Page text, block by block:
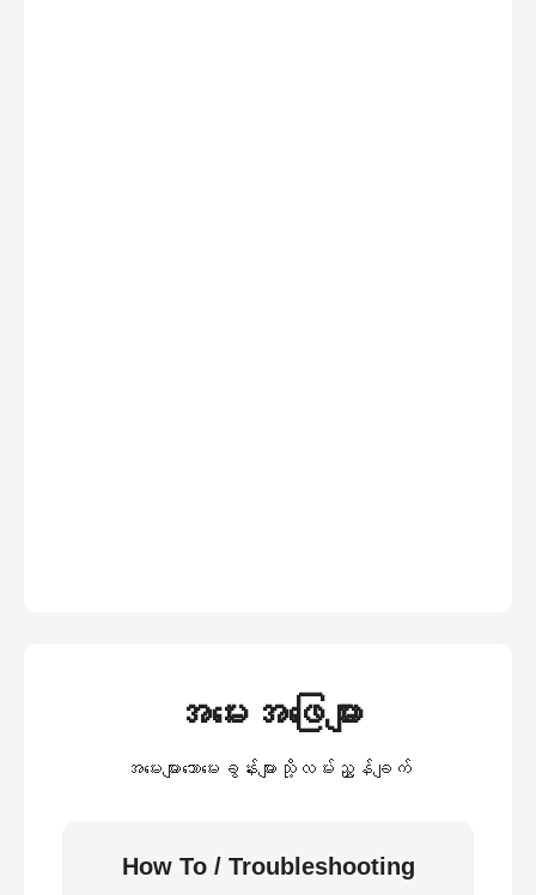
အမေးအဖြေများ
အမေးများသောမေးခွန်းများသို့လမ်းညွှန်ချက်
How To / Troubleshooting